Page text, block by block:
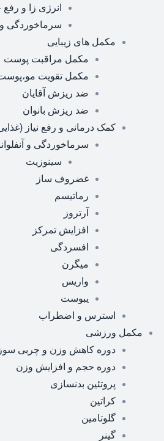
انرژی زا و
سرماخوردگی و
مکمل های زیبایی
مکمل مراقبت پوست
مکمل تقویت
ضد ریزش آقایان
ضد ریزش بانوان
کمک درمانی و رفع نیاز
سرماخوردگی و
سینوزیت
غضروف ساز
رماتیسم
آرتروز
افزایش تمرکز
افسردگی
میگرن
واریس
یبوست
استرس و اضطراب
مکمل ورزشی
دوره کاهش وزن و چربی
دوره حجم و افزایش وزن
پروتئین بدنسازی
کراتین
گلوتامین
گینر